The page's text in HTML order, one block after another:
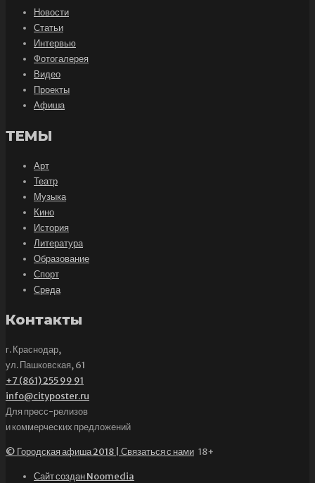
Новости
Статьи
Интервью
Фотогалерея
Видео
Проекты
Афиша
ТЕМЫ
Арт
Театр
Музыка
Кино
История
Литература
Образование
Спорт
Среда
Контакты
г. Краснодар,
ул. Пашковская, 61
+7 (861) 255 99 91
info@cityposter.ru
Для пресс-релизов
и коммерческих предложений
© Городская афиша 2018 | Связаться с нами 18+
Сайт создан Noomedia